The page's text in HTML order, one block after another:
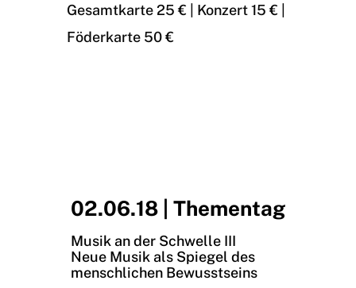
Gesamtkarte 25 € | Konzert 15 € |
Föderkarte 50 €
02.06.18 | Thementag
Musik an der Schwelle III
Neue Musik als Spiegel des
menschlichen Bewusstseins